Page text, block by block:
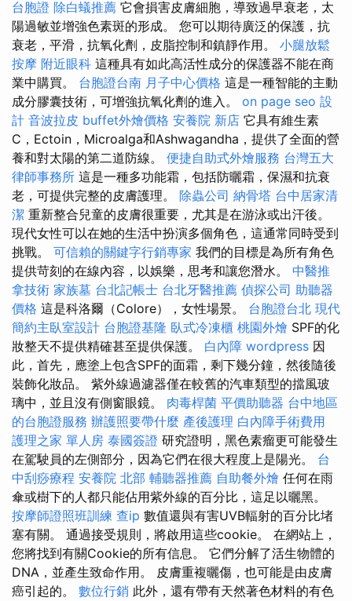
台胞證 除白蟻推薦 它會損害皮膚細胞，導致過早衰老，太
陽過敏並增強色素斑的形成。 您可以期待廣泛的保護，抗
衰老，平滑，抗氧化劑，皮脂控制和鎮靜作用。 小腿放鬆
按摩 附近眼科 這種具有如此高活性成分的保護器不能在商
業中購買。 台胞證台南 月子中心價格 這是一種智能的主動
成分膠囊技術，可增強抗氧化劑的進入。 on page seo 設
計 音波拉皮 buffet外燴價格 安養院 新店 它具有維生素
C，Ectoin，Microalga和Ashwagandha，提供了全面的營
養和對太陽的第二道防線。 便捷自助式外燴服務 台灣五大
律師事務所 這是一種多功能霜，包括防曬霜，保濕和抗衰
老，可提供完整的皮膚護理。 除蟲公司 納骨塔 台中居家清
潔 重新整合兒童的皮膚很重要，尤其是在游泳或出汗後。
現代女性可以在她的生活中扮演多個角色，這通常同時受到
挑戰。 可信賴的關鍵字行銷專家 我們的目標是為所有角色
提供苛刻的在線內容，以娛樂，思考和讓您潛水。 中醫推
拿技術 家族墓 台北記帳士 台北牙醫推薦 偵探公司 助聽器
價格 這是科洛爾（Colore），女性場景。 台胞證台北 現代
簡約主臥室設計 台胞證基隆 臥式冷凍櫃 桃園外燴 SPF的化
妝整天不提供精確甚至提供保護。 白內障 wordpress 因
此，首先，應塗上包含SPF的面霜，剩下幾分鐘，然後隨後
裝飾化妝品。 紫外線過濾器僅在較舊的汽車類型的擋風玻
璃中，並且沒有側窗眼鏡。 肉毒桿菌 平價助聽器 台中地區
的台胞證服務 辦護照要帶什麼 產後護理 白內障手術費用
護理之家 單人房 泰國簽證 研究證明，黑色素瘤更可能發生
在駕駛員的左側部分，因為它們在很大程度上是陽光。 台
中刮痧療程 安養院 北部 輔聽器推薦 自助餐外燴 任何在雨
傘或樹下的人都只能佔用紫外線的百分比，這足以曬黑。
按摩師證照班訓練 查ip 數值還與有害UVB輻射的百分比堵
塞有關。 通過接受規則，將啟用這些cookie。 在網站上，
您將找到有關Cookie的所有信息。 它們分解了活生物體的
DNA，並產生致命作用。 皮膚重複曬傷，也可能是由皮膚
癌引起的。 數位行銷 此外，還有帶有天然著色材料的有色